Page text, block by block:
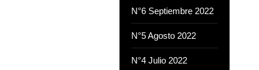
N°6 Septiembre 2022
N°5 Agosto 2022
N°4 Julio 2022